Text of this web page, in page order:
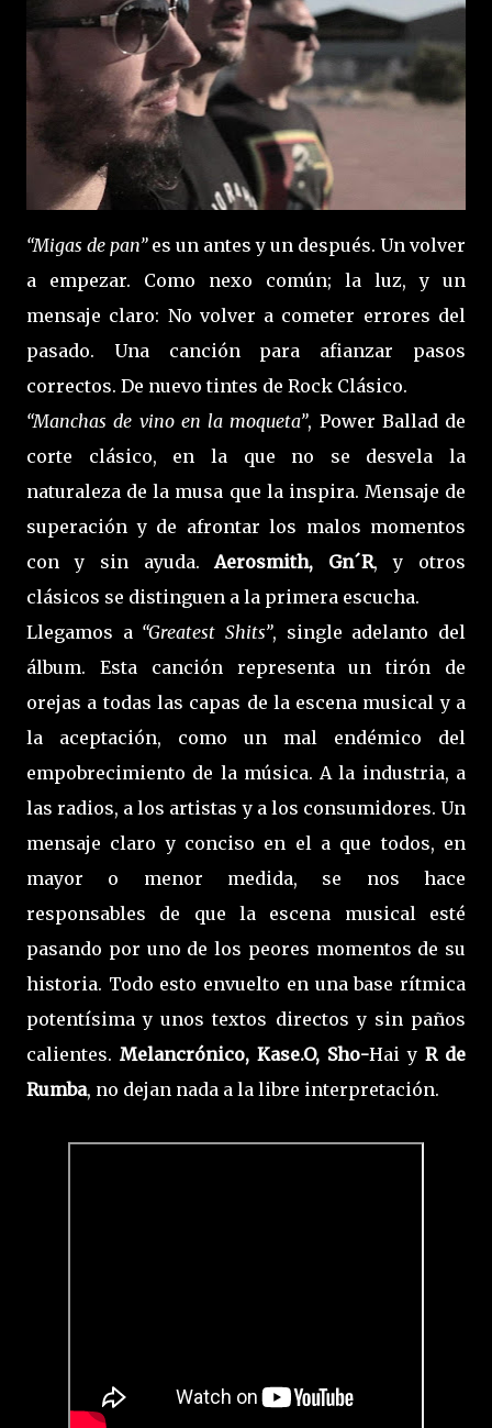
“Migas de pan” es un antes y un después. Un volver
a empezar. Como nexo común; la luz, y un
mensaje claro: No volver a cometer errores del
pasado. Una canción para afianzar pasos
correctos. De nuevo tintes de Rock Clásico.
“Manchas de vino en la moqueta”, Power Ballad de
corte clásico, en la que no se desvela la
naturaleza de la musa que la inspira. Mensaje de
superación y de afrontar los malos momentos
con y sin ayuda.Aerosmith, Gn´R, y otros
clásicos se distinguen a la primera escucha.
Llegamos a “Greatest Shits”, single adelanto del
álbum. Esta canción representa un tirón de
orejas a todas las capas de la escena musical y a
la aceptación, como un mal endémico del
empobrecimiento de la música. A la industria, a
las radios, a los artistas y a los consumidores. Un
mensaje claro y conciso en el a que todos, en
mayor o menor medida, se nos hace
responsables de que la escena musical esté
pasando por uno de los peores momentos de su
historia. Todo esto envuelto en una base rítmica
potentísima y unos textos directos y sin paños
calientes. Melancrónico, Kase.O, Sho-Hai y R de
Rumba, no dejan nada a la libre interpretación.